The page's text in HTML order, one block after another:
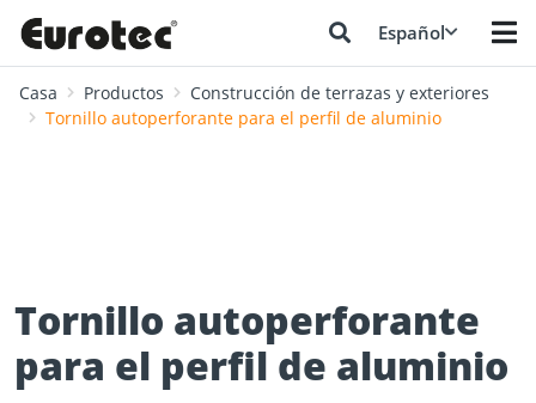
Español
Casa Productos
Construcción de terrazas y exteriores
Tornillo autoperforante para el perfil de aluminio
Tornillo autoperforante
para el perfil de aluminio